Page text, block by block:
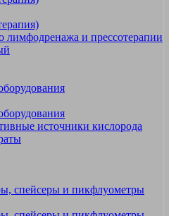
лимфодренажа и прессотерапии
источники кислорода
спейсеры и пикфлуометры